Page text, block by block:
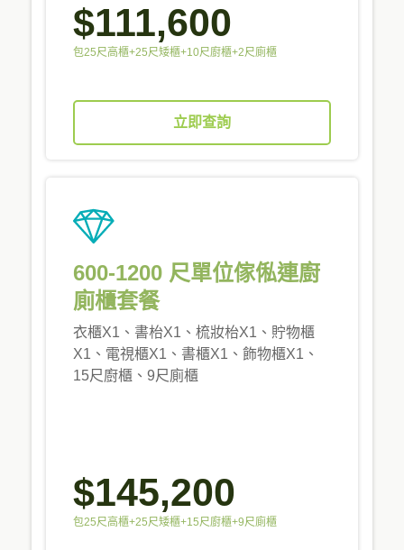
$111,600
包25尺高櫃+25尺矮櫃+10尺廚櫃+2尺廁櫃
立即查詢
600-1200 尺單位傢俬連廚
廁櫃套餐
衣櫃X1、書枱X1、梳妝枱X1、貯物櫃
X1、電視櫃X1、書櫃X1、飾物櫃X1、
15尺廚櫃、9尺廁櫃
$145,200
包25尺高櫃+25尺矮櫃+15尺廚櫃+9尺廁櫃